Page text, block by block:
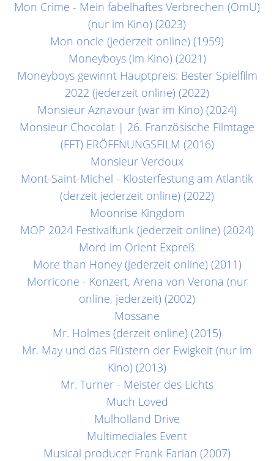
Mon Crime - Mein fabelhaftes Verbrechen (OmU)
(nur im Kino) (2023)
Mon oncle (jederzeit online) (1959)
Moneyboys (im Kino) (2021)
Moneyboys gewinnt Hauptpreis: Bester Spielfilm
2022 (jederzeit online) (2022)
Monsieur Aznavour (war im Kino) (2024)
Monsieur Chocolat | 26. Französische Filmtage
(FFT) ERÖFFNUNGSFILM (2016)
Monsieur Verdoux
Mont-Saint-Michel - Klosterfestung am Atlantik
(derzeit jederzeit online) (2022)
Moonrise Kingdom
MOP 2024 Festivalfunk (jederzeit online) (2024)
Mord im Orient Expreß
More than Honey (jederzeit online) (2011)
Morricone - Konzert, Arena von Verona (nur
online, jederzeit) (2002)
Mossane
Mr. Holmes (derzeit online) (2015)
Mr. May und das Flüstern der Ewigkeit (nur im
Kino) (2013)
Mr. Turner - Meister des Lichts
Much Loved
Mulholland Drive
Multimediales Event
Musical producer Frank Farian (2007)